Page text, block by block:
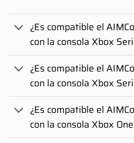
¿Es compatible el
con la consola Xbox
¿Es compatible el
con la consola Xbox
¿Es compatible el
con la consola Xbox